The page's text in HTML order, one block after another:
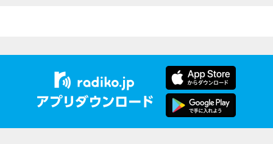
乾電池は「内に秘めたエネルギー」を暗示しています。あな
たは追い詰められると、理屈より先に、その時の衝動でとっ
さに動く本能タイプ。ある意味では、いちばん人間らしいか
もしれません。勢いが吉と出ることも多いですが、一呼吸置
いて考える癖もつけてみて。
シーズン、ヤクルトの監督を務め、前年最下位からの日本
一、球団初のリーグ連覇を成し遂げた。